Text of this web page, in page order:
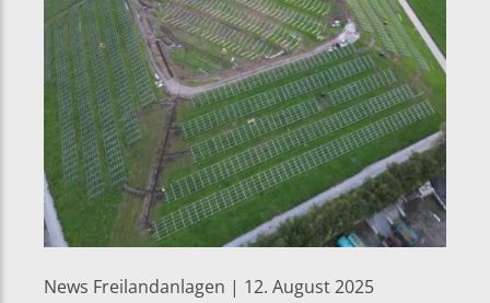
News Freilandanlagen | 12. August 2025